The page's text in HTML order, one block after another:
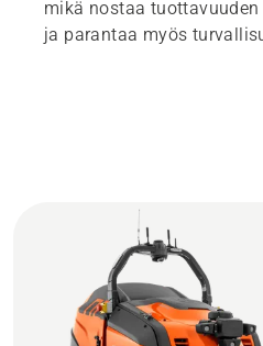
mikä nostaa
ja parantaa myös